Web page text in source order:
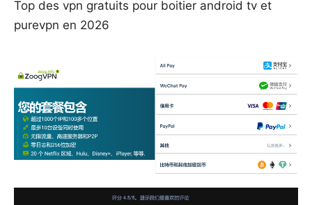
Top des vpn gratuits pour boitier android tv et
purevpn en 2026